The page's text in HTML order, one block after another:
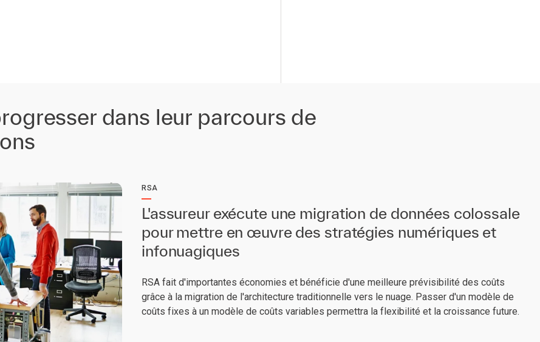
dans leur parcours de
RSA
L'assureur exécute une migration de données colossale
pour mettre en œuvre des stratégies numériques et
infonuagiques
RSA fait d'importantes économies et bénéficie d'une meilleure prévisibilité des coûts
grâce à la migration de l'architecture traditionnelle vers le nuage. Passer d'un modèle de
coûts fixes à un modèle de coûts variables permettra la flexibilité et la croissance future.